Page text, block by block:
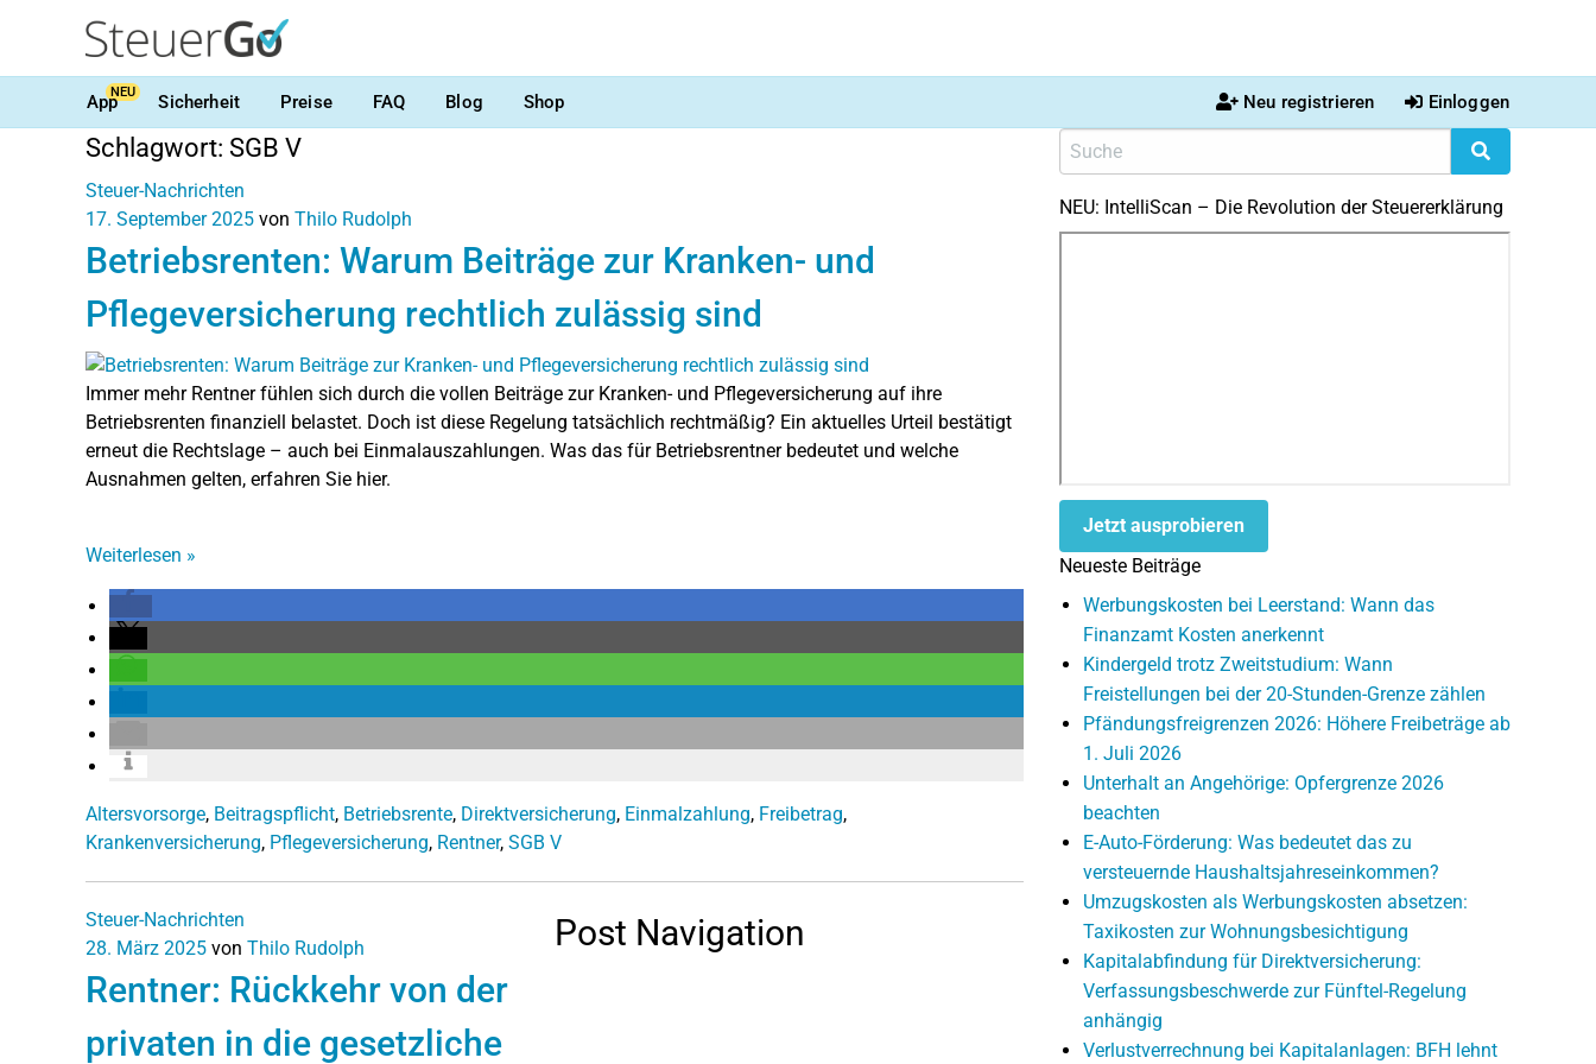
AppNEU Sicherheit Preise FAQ Blog Shop Neu registrieren Einloggen
Schlagwort: SGB V
Steuer-Nachrichten
17. September 2025 von Thilo Rudolph
Betriebsrenten: Warum Beiträge zur Kranken- und
Pflegeversicherung rechtlich zulässig sind
Immer mehr Rentner fühlen sich durch die vollen Beiträge zur Kranken- und Pflegeversicherung auf ihre
Betriebsrenten finanziell belastet. Doch ist diese Regelung tatsächlich rechtmäßig? Ein aktuelles Urteil bestätigt
erneut die Rechtslage – auch bei Einmalauszahlungen. Was das für Betriebsrentner bedeutet und welche
Ausnahmen gelten, erfahren Sie hier.
Weiterlesen »
Altersvorsorge, Beitragspflicht, Betriebsrente, Direktversicherung, Einmalzahlung, Freibetrag,
Krankenversicherung, Pflegeversicherung, Rentner, SGB V
Steuer-Nachrichten
28. März 2025 von Thilo Rudolph
Rentner: Rückkehr von der
privaten in die gesetzliche
Post Navigation
NEU: IntelliScan – Die Revolution der Steuererklärung
Jetzt ausprobieren
Neueste Beiträge
Werbungskosten bei Leerstand: Wann das
Finanzamt Kosten anerkennt
Kindergeld trotz Zweitstudium: Wann
Freistellungen bei der 20-Stunden-Grenze zählen
Pfändungsfreigrenzen 2026: Höhere Freibeträge ab
1. Juli 2026
Unterhalt an Angehörige: Opfergrenze 2026
beachten
E-Auto-Förderung: Was bedeutet das zu
versteuernde Haushaltsjahreseinkommen?
Umzugskosten als Werbungskosten absetzen:
Taxikosten zur Wohnungsbesichtigung
Kapitalabfindung für Direktversicherung:
Verfassungsbeschwerde zur Fünftel-Regelung
anhängig
Verlustverrechnung bei Kapitalanlagen: BFH lehnt